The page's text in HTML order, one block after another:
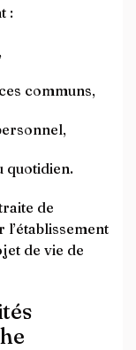
:
communs,
quotidien.
de
l’établissement
de vie de